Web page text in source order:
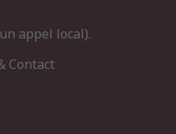
appel local).
Contact